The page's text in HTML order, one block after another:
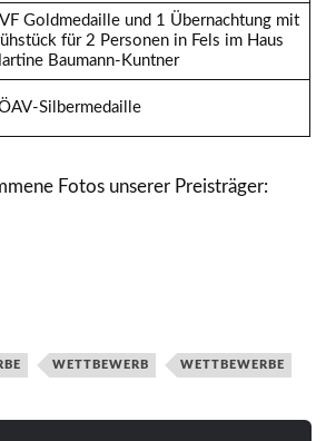
Goldmedaille und 1 Übernachtung mit
für 2 Personen in Fels im Haus
Baumann-Kuntner
Silbermedaille
Fotos unserer Preisträger:
Morgennebel
– vor
dem
–
Sonnenaufgang
–
WETTBEWERB WETTBEWERBE